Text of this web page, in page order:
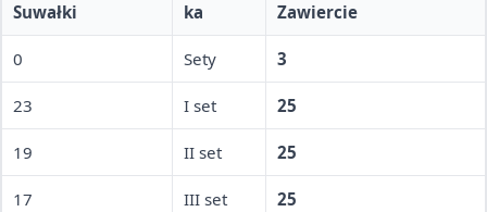
Suwałki
ka
Zawiercie
0 Sety 3
23 I set 25
19 II set 25
17 III set 25